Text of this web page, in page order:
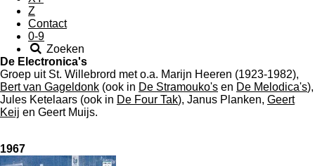
Z
Contact
0-9
Zoeken
De Electronica's
Groep uit St. Willebrord met o.a. Marijn Heeren (1923-1982),
Bert van Gageldonk (ook in De Stramouko's en De Melodica's),
Jules Ketelaars (ook in De Four Tak), Janus Planken, Geert
Keij en Geert Muijs.
1967